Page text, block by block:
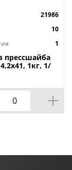
21986
10
1
прессшайба
1кг, 1/